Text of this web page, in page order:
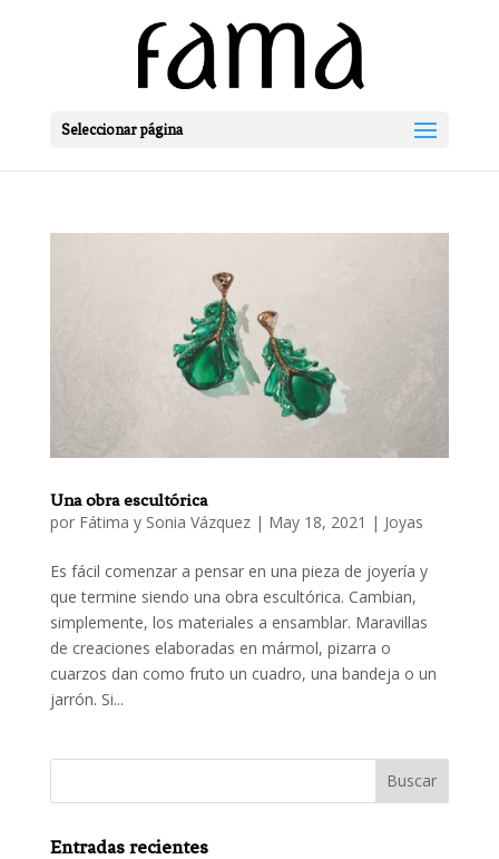
Seleccionar página
Una obra escultórica
por Fátima y Sonia Vázquez| May 18, 2021 | Joyas
Es fácil comenzar a pensar en una pieza de joyería y
que termine siendo una obra escultórica. Cambian,
simplemente, los materiales a ensamblar. Maravillas
de creaciones elaboradas en mármol, pizarra o
cuarzos dan como fruto un cuadro, una bandeja o un
jarrón. Si...
Entradas recientes